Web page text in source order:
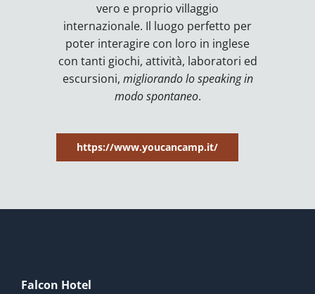
vero e proprio villaggio
internazionale. Il luogo perfetto per
poter interagire con loro in inglese
con tanti giochi, attività, laboratori ed
escursioni, migliorando lo speaking in
modo spontaneo.
https://www.youcancamp.it/
Falcon Hotel